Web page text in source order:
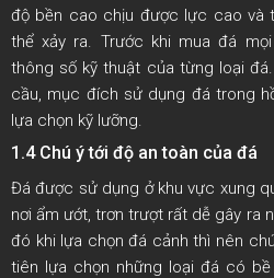
độ bền cao chịu được lực cao và
thể xảy ra. Trước khi mua đá
thông số kỹ thuật của từng loại
cầu, mục đích sử dụng đá trong
lựa chọn kỹ lưỡng.
1.4 Chú ý tới độ an toàn của đá
Đá được sử dụng ở khu vực xung
nơi ẩm ướt, trơn trượt rất dễ gây ra
đó khi lựa chọn đá cảnh thì nên
tiên lựa chọn những loại đá có